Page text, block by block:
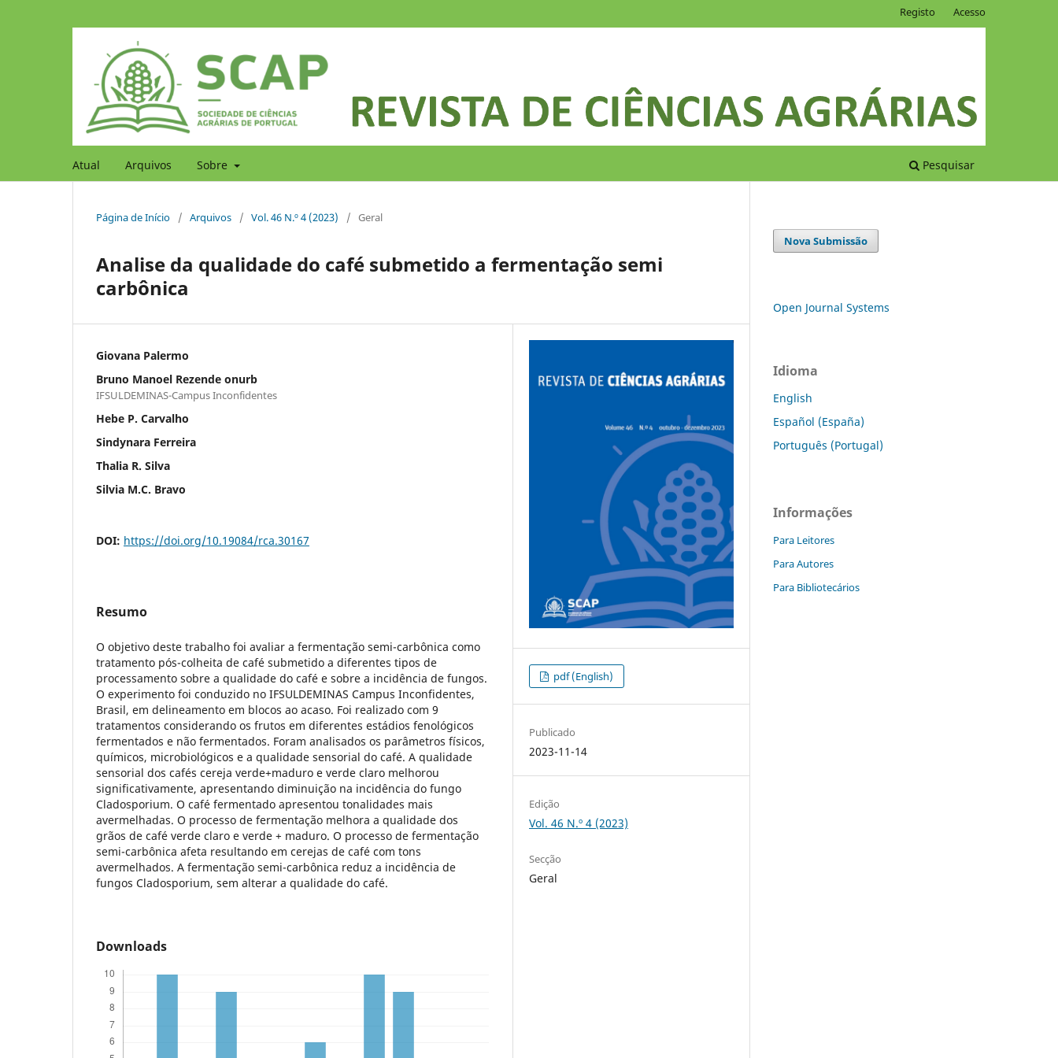
Atual Arquivos Sobre Pesquisar
Registo Acesso
Página de Início / Arquivos / Vol. 46 N.º 4 (2023) / Geral
Analise da qualidade do café submetido a fermentação semi
carbônica
Giovana Palermo
Bruno Manoel Rezende onurb
IFSULDEMINAS-Campus Inconfidentes
Hebe P. Carvalho
Sindynara Ferreira
Thalia R. Silva
Silvia M.C. Bravo
DOI: https://doi.org/10.19084/rca.30167
Resumo
O objetivo deste trabalho foi avaliar a fermentação semi-carbônica como
tratamento pós-colheita de café submetido a diferentes tipos de
processamento sobre a qualidade do café e sobre a incidência de fungos.
O experimento foi conduzido no IFSULDEMINAS Campus Inconfidentes,
Brasil, em delineamento em blocos ao acaso. Foi realizado com 9
tratamentos considerando os frutos em diferentes estádios fenológicos
fermentados e não fermentados. Foram analisados os parâmetros físicos,
químicos, microbiológicos e a qualidade sensorial do café. A qualidade
sensorial dos cafés cereja verde+maduro e verde claro melhorou
significativamente, apresentando diminuição na incidência do fungo
Cladosporium. O café fermentado apresentou tonalidades mais
avermelhadas. O processo de fermentação melhora a qualidade dos
grãos de café verde claro e verde + maduro. O processo de fermentação
semi-carbônica afeta resultando em cerejas de café com tons
avermelhados. A fermentação semi-carbônica reduz a incidência de
fungos Cladosporium, sem alterar a qualidade do café.
Downloads
pdf (English)
Publicado
2023-11-14
Edição
Vol. 46 N.º 4 (2023)
Secção
Geral
Nova Submissão
Open Journal Systems
Idioma
English
Español (España)
Português (Portugal)
Informações
Para Leitores
Para Autores
Para Bibliotecários